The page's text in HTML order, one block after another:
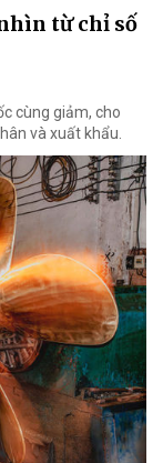
từ chỉ số
cùng giảm, cho
và xuất khẩu.